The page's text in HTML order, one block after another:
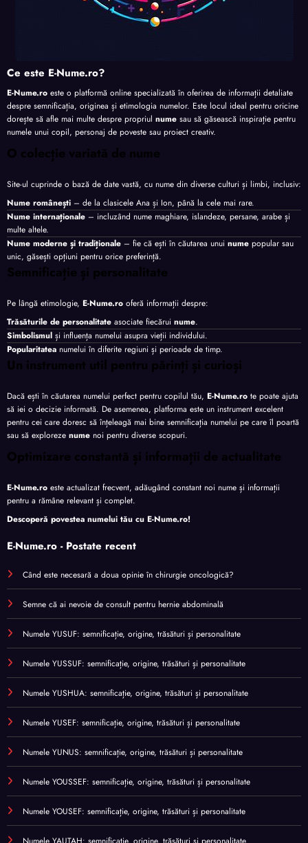
Ce este E-Nume.ro?
E-Nume.ro este o platformă online specializată în oferirea de informații detaliate
despre semnificația, originea și etimologia numelor. Este locul ideal pentru oricine
dorește să afle mai multe despre propriul nume sau să găsească inspirație pentru
numele unui copil, personaj de poveste sau proiect creativ.
O colecție variată de nume
Site-ul cuprinde o bază de date vastă, cu nume din diverse culturi și limbi, inclusiv:
Nume românești – de la clasicele Ana și Ion, până la cele mai rare.
Nume internaționale – incluzând nume maghiare, islandeze, persane, arabe și
multe altele.
Nume moderne și tradiționale – fie că ești în căutarea unui nume popular sau
unic, găsești opțiuni pentru orice preferință.
Semnificație și personalitate
Pe lângă etimologie, E-Nume.ro oferă informații despre:
Trăsăturile de personalitate asociate fiecărui nume.
Simbolismul și influența numelui asupra vieții individului.
Popularitatea numelui în diferite regiuni și perioade de timp.
Un instrument util pentru părinți și curioși
Dacă ești în căutarea numelui perfect pentru copilul tău, E-Nume.ro te poate ajuta
să iei o decizie informată. De asemenea, platforma este un instrument excelent
pentru cei care doresc să înțeleagă mai bine semnificația numelui pe care îl poartă
sau să exploreze nume noi pentru diverse scopuri.
Optimizare constantă și informații de actualitate
E-Nume.ro este actualizat frecvent, adăugând constant noi nume și informații
pentru a rămâne relevant și complet.
Descoperă povestea numelui tău cu E-Nume.ro!
E-Nume.ro - Postate recent
Când este necesară a doua opinie în chirurgie oncologică?
Semne că ai nevoie de consult pentru hernie abdominală
Numele YUSUF: semnificație, origine, trăsături și personalitate
Numele YUSSUF: semnificație, origine, trăsături și personalitate
Numele YUSHUA: semnificație, origine, trăsături și personalitate
Numele YUSEF: semnificație, origine, trăsături și personalitate
Numele YUNUS: semnificație, origine, trăsături și personalitate
Numele YOUSSEF: semnificație, origine, trăsături și personalitate
Numele YOUSEF: semnificație, origine, trăsături și personalitate